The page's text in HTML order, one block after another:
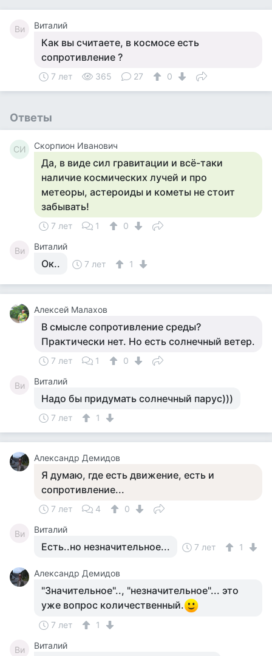
Ви Виталий
Как вы считаете, в космосе есть
сопротивление ?
7 лет 365 27 0
Ответы
СИ Скорпион Иванович
Да, в виде сил гравитации и всё-таки
наличие космических лучей и про
метеоры, астероиды и кометы не стоит
забывать!
7 лет 1 0
Ви Виталий
Ок.. 7 лет 1
Алексей Малахов
В смысле сопротивление среды?
Практически нет. Но есть солнечный ветер.
7 лет 1 0
Ви Виталий
Надо бы придумать солнечный парус)))
7 лет 1
Александр Демидов
Я думаю, где есть движение, есть и
сопротивление...
7 лет 4 0
Ви Виталий
Есть..но незначительное... 7 лет 1
Александр Демидов
"Значительное".., "незначительное"... это
уже вопрос количественный.
7 лет 1
Ви Виталий